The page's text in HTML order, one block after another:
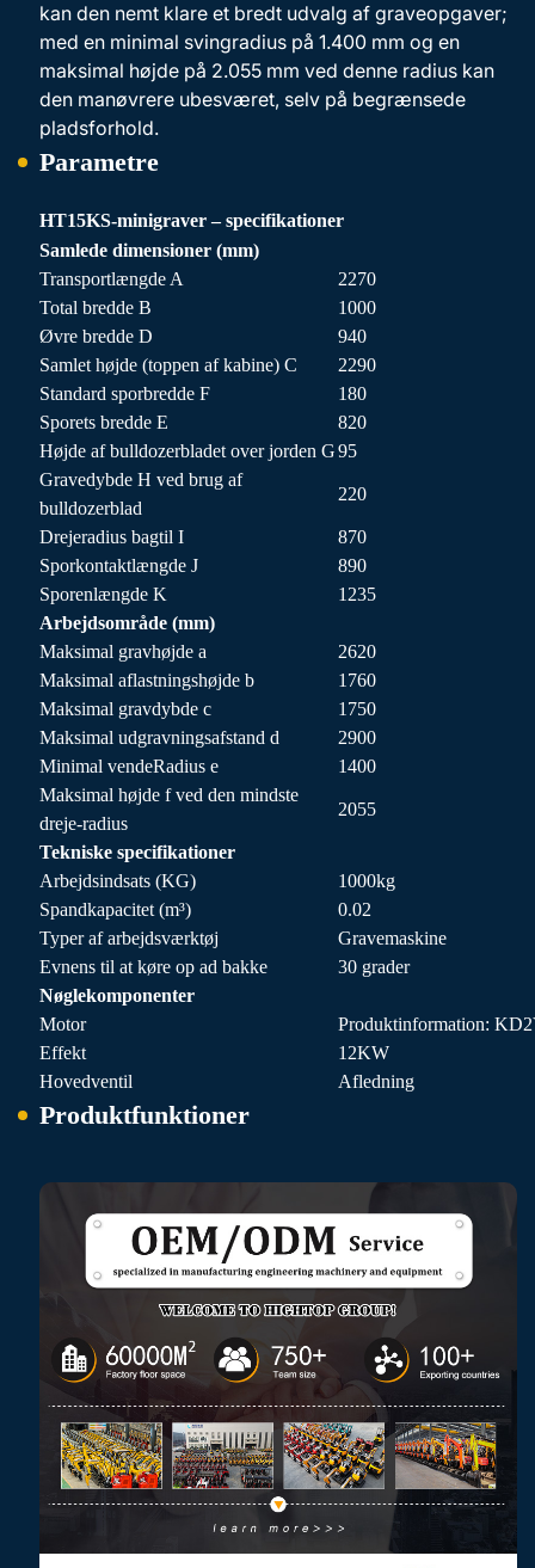
kan den nemt klare et bredt udvalg af graveopgaver;
med en minimal svingradius på 1.400 mm og en
maksimal højde på 2.055 mm ved denne radius kan
den manøvrere ubesværet, selv på begrænsede
pladsforhold.
Parametre
HT15KS-minigraver – specifikationer
Samlede dimensioner (mm)
Transportlængde A
2270
Total bredde B
1000
Øvre bredde D
940
Samlet højde (toppen af kabine) C
2290
Standard sporbredde F
180
Sporets bredde E
820
Højde af bulldozerbladet over jorden G95
Gravedybde H ved brug af
bulldozerblad
220
Drejeradius bagtil I
870
Sporkontaktlængde J
890
Sporenlængde K
1235
Arbejdsområde (mm)
Maksimal gravhøjde a
2620
Maksimal aflastningshøjde b
1760
Maksimal gravdybde c
1750
Maksimal udgravningsafstand d
2900
Minimal vendeRadius e
1400
Maksimal højde f ved den mindste
dreje-radius
2055
Tekniske specifikationer
Arbejdsindsats (KG)
1000kg
Spandkapacitet (m³)
0.02
Typer af arbejdsværktøj
Gravemaskine
Evnens til at køre op ad bakke
30 grader
Nøglekomponenter
Motor
Produktinformation:
Effekt
12KW
Hovedventil
Afledning
Produktfunktioner